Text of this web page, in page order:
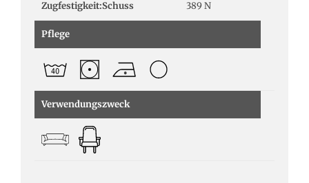
Zugfestigkeit:Schuss 389 N
Pflege
Verwendungszweck